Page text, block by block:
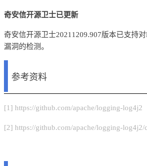
奇安信开源卫士已更新
奇安信开源卫士20211209.907版本已支持
漏洞的检测。
参考资料
[1] https://github.com/apache/logging-log4j2
[2] https://github.com/apache/logging-log4j2/